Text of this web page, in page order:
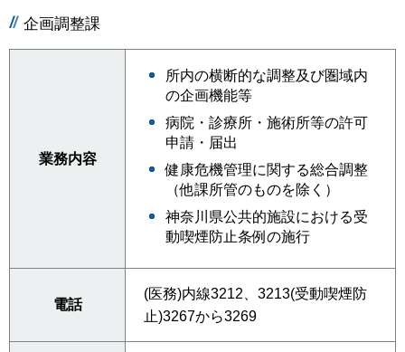
企画調整課
業務内容
所内の横断的な調整及び圏域内
の企画機能等
病院・診療所・施術所等の許可
申請・届出
健康危機管理に関する総合調整
（他課所管のものを除く）
神奈川県公共的施設における受
動喫煙防止条例の施行
電話
(医務)内線3212、3213(受動喫煙防
止)3267から3269